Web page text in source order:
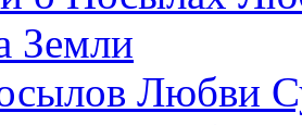
Земли
Любви